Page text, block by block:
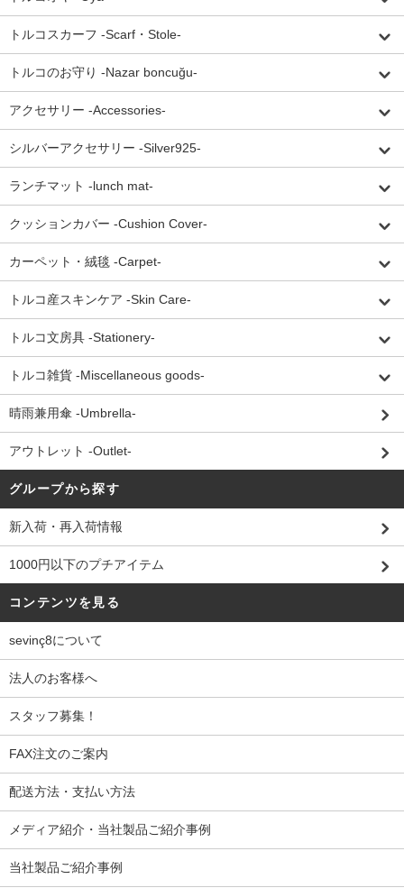
トルコスカーフ -Scarf・Stole-
トルコのお守り -Nazar boncuğu-
アクセサリー -Accessories-
シルバーアクセサリー -Silver925-
ランチマット -lunch mat-
クッションカバー -Cushion Cover-
カーペット・絨毯 -Carpet-
トルコ産スキンケア -Skin Care-
トルコ文房具 -Stationery-
トルコ雑貨 -Miscellaneous goods-
晴雨兼用傘 -Umbrella-
アウトレット -Outlet-
グループから探す
新入荷・再入荷情報
1000円以下のプチアイテム
コンテンツを見る
sevinç8について
法人のお客様へ
スタッフ募集！
FAX注文のご案内
配送方法・支払い方法
メディア紹介・当社製品ご紹介事例
当社製品ご紹介事例